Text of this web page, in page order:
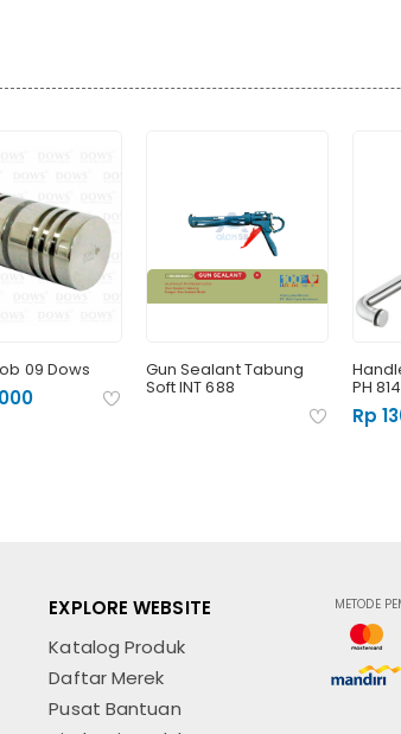
09 Dows Gun Sealant Tabung
Soft INT 688 PH
Rp
EXPLORE WEBSITE
Katalog Produk
Daftar Merek
Pusat Bantuan
METODE